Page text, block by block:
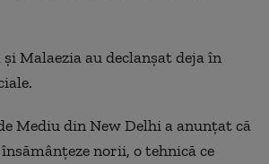
Malaezia au declanşat deja în
Mediu din New Delhi a anunţat că
norii, o tehnică ce